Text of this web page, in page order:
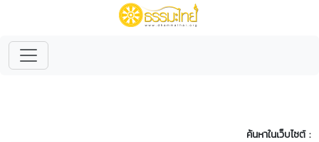
ค้นหาในเว็บไซต์ :